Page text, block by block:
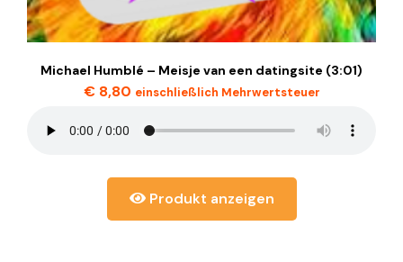
Michael Humblé – Meisje van een datingsite (3:01)
€8,80 einschließlich Mehrwertsteuer
Produkt anzeigen